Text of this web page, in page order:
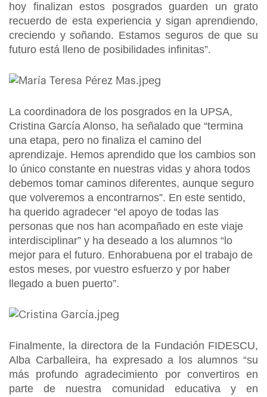
hoy finalizan estos posgrados guarden un grato
recuerdo de esta experiencia y sigan aprendiendo,
creciendo y soñando. Estamos seguros de que su
futuro está lleno de posibilidades infinitas”.
La coordinadora de los posgrados en la UPSA,
Cristina García Alonso, ha señalado que “termina
una etapa, pero no finaliza el camino del
aprendizaje. Hemos aprendido que los cambios son
lo único constante en nuestras vidas y ahora todos
debemos tomar caminos diferentes, aunque seguro
que volveremos a encontrarnos”. En este sentido,
ha querido agradecer “el apoyo de todas las
personas que nos han acompañado en este viaje
interdisciplinar” y ha deseado a los alumnos “lo
mejor para el futuro. Enhorabuena por el trabajo de
estos meses, por vuestro esfuerzo y por haber
llegado a buen puerto”.
Finalmente, la directora de la Fundación FIDESCU,
Alba Carballeira, ha expresado a los alumnos “su
más profundo agradecimiento por convertiros en
parte de nuestra comunidad educativa y en